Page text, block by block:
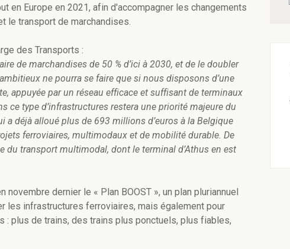
en Europe en 2021, afin d'accompagner les changements
le transport de marchandises.
des Transports :
de marchandises de 50 % d’ici à 2030, et de le doubler
ne pourra se faire que si nous disposons d’une
appuyée par un réseau efficace et suffisant de terminaux
type d’infrastructures restera une priorité majeure du
a déjà alloué plus de 693 millions d’euros à la Belgique
ferroviaires, multimodaux et de mobilité durable. De
transport multimodal, dont le terminal d’Athus en est
dernier le « Plan BOOST », un plan pluriannuel
les infrastructures ferroviaires, mais également pour
: plus de trains, des trains plus ponctuels, plus fiables,